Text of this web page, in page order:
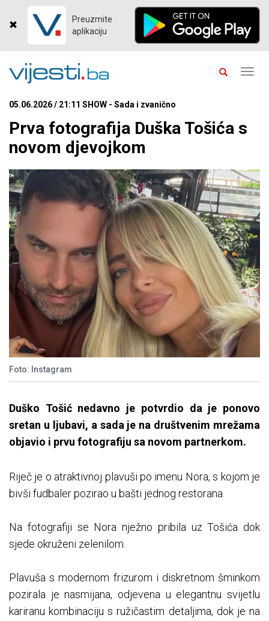
Preuzmite
aplikaciju
05.06.2026 / 21:11 SHOW - Sada i zvanično
Prva fotografija Duška Tošića s
novom djevojkom
Foto: Instagram
Duško Tošić nedavno je potvrdio da je ponovo
sretan u ljubavi, a sada je na društvenim mrežama
objavio i prvu fotografiju sa novom partnerkom.
Riječ je o atraktivnoj plavuši po imenu Nora, s kojom je
bivši fudbaler pozirao u bašti jednog restorana.
Na fotografiji se Nora nježno pribila uz Tošića dok
sjede okruženi zelenilom.
Plavuša s modernom frizurom i diskretnom šminkom
pozirala je nasmijana, odjevena u elegantnu svijetlu
kariranu kombinaciju s ružičastim detaljima, dok je na